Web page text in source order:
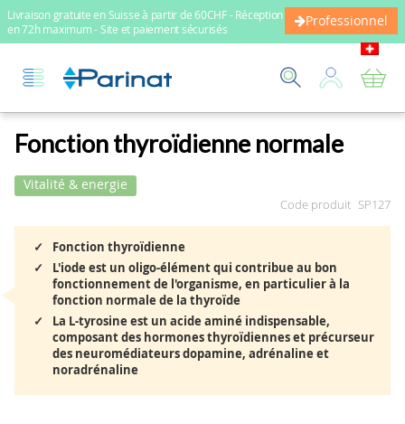
Livraison gratuite en Suisse à partir de 60CHF - Réception
en 72h maximum - Site et paiement sécurisés
Professionnel
Fonction thyroïdienne normale
Vitalité & energie
Code produit SP127
Fonction thyroïdienne
L'iode est un oligo-élément qui contribue au bon
fonctionnement de l'organisme, en particulier à la
fonction normale de la thyroïde
La L-tyrosine est un acide aminé indispensable,
composant des hormones thyroïdiennes et précurseur
des neuromédiateurs dopamine, adrénaline et
noradrénaline